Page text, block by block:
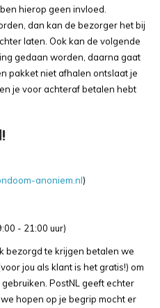
hierop geen invloed.
dan kan de bezorger het bij
laten. Ook kan de volgende
gedaan worden, daarna gaat
pakket niet afhalen ontslaat je
je voor achteraf betalen hebt
anoniem.nl)
- 21:00 uur)
bezorgd te krijgen betalen we
jou als klant is het gratis!) om
PostNL geeft echter
hopen op je begrip mocht er